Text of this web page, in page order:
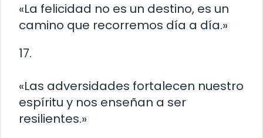
«La felicidad no es un destino, es un
camino que recorremos día a día.»
17.
«Las adversidades fortalecen nuestro
espíritu y nos enseñan a ser
resilientes.»